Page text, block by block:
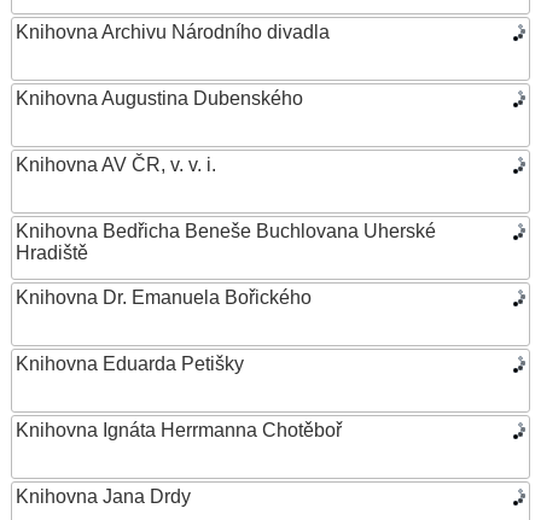
Knihovna Archivu Národního divadla
Knihovna Augustina Dubenského
Knihovna AV ČR, v. v. i.
Knihovna Bedřicha Beneše Buchlovana Uherské
Hradiště
Knihovna Dr. Emanuela Bořického
Knihovna Eduarda Petišky
Knihovna Ignáta Herrmanna Chotěboř
Knihovna Jana Drdy